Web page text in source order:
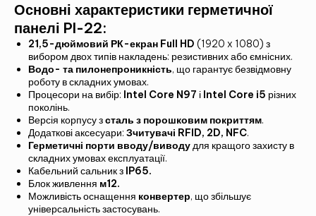
Основні характеристики герметичної
панелі PI-22:
21,5-дюймовий РК-екран Full HD (1920 x 1080) з
вибором двох типів накладень: резистивних або ємнісних.
Водо- та пилонепроникність, що гарантує безвідмовну
роботу в складних умовах.
Процесори на вибір: Intel Core N97 і Intel Core i5 різних
поколінь.
Версія корпусу зсталь з порошковим покриттям.
Додаткові аксесуари: Зчитувачі RFID, 2D, NFC.
Герметичні порти вводу/виводудля кращого захисту в
складних умовах експлуатації.
Кабельний сальник з IP65.
Блок живлення м12.
Можливість оснащення конвертер, що збільшує
універсальність застосувань.